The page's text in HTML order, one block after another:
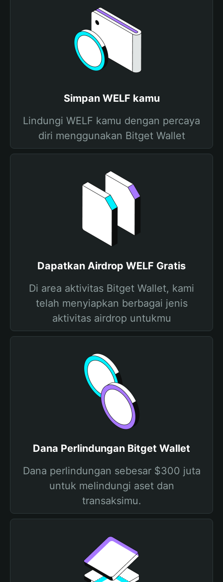
Simpan WELF kamu
Lindungi WELF kamu dengan percaya
diri menggunakan Bitget Wallet
Dapatkan Airdrop WELF Gratis
Di area aktivitas Bitget Wallet, kami
telah menyiapkan berbagai jenis
aktivitas airdrop untukmu
Dana Perlindungan Bitget Wallet
Dana perlindungan sebesar $300 juta
untuk melindungi aset dan
transaksimu.